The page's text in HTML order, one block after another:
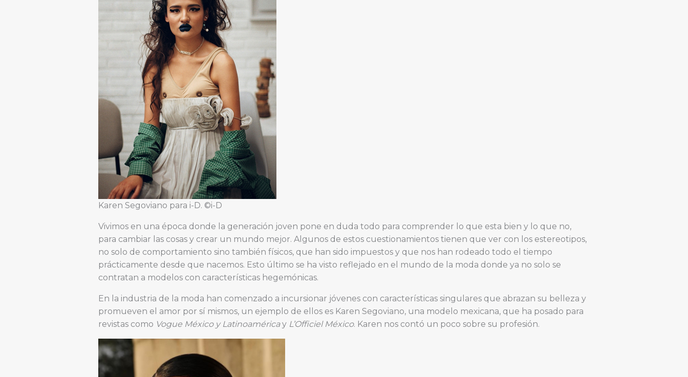
Karen Segoviano para i-D. ©i-D
Vivimos en una época donde la generación joven pone en duda todo para comprender lo que esta bien y lo que no,
para cambiar las cosas y crear un mundo mejor. Algunos de estos cuestionamientos tienen que ver con los estereotipos,
no solo de comportamiento sino también físicos, que han sido impuestos y que nos han rodeado todo el tiempo
prácticamente desde que nacemos. Esto último se ha visto reflejado en el mundo de la moda donde ya no solo se
contratan a modelos con características hegemónicas.
En la industria de la moda han comenzado a incursionar jóvenes con características singulares que abrazan su belleza y
promueven el amor por sí mismos, un ejemplo de ellos es Karen Segoviano, una modelo mexicana, que ha posado para
revistas como Vogue México y Latinoaméricay L’Officiel México. Karen nos contó un poco sobre su profesión.